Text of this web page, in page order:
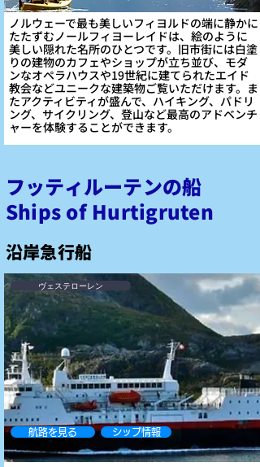
ノルウェーで最も美しいフィヨルドの端に静かに
たたずむノールフィヨーレイドは、絵のように
美しい隠れた名所のひとつです。旧市街には白塗
りの建物のカフェやショップが立ち並び、モダ
ンなオペラハウスや19世紀に建てられたエイド
教会などユニークな建築物ご覧いただけます。ま
たアクティビティが盛んで、ハイキング、パドリ
ング、サイクリング、登山など最高のアドベンチ
ャーを体験することができます。
フッティルーテンの船
Ships of Hurtigruten
沿岸急行船
航路を見る シップ情報
ヴェステローレン